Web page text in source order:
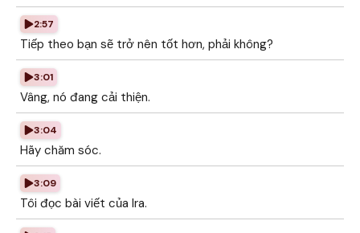
2:57
Tiếp theo bạn sẽ trở nên tốt hơn, phải không?
3:01
Vâng, nó đang cải thiện.
3:04
Hãy chăm sóc.
3:09
Tôi đọc bài viết của Ira.